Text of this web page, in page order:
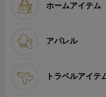
ホームアイテム
アパレル
トラベルアイテ